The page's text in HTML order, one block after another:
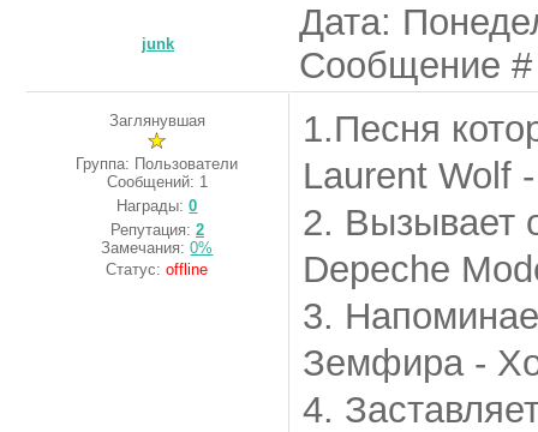
junk
Дата:
Сообщение
Заглянувшая
Группа: Пользователи
Сообщений: 1
Награды:0
Репутация: 2
Замечания:0%
Статус:offline
1.Песня
Laurent Wolf
2. Вызывает
Depeche
3.
Земфира -
4.